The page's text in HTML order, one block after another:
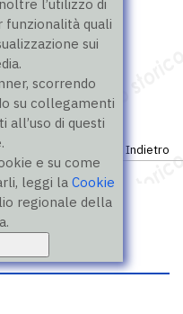
l’utilizzo di
quali
sui
scorrendo
su collegamenti
all’uso di questi
e su come
leggi laCookie
regionale della
Indietro